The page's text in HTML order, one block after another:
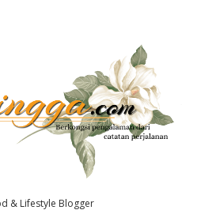
& Lifestyle Blogger